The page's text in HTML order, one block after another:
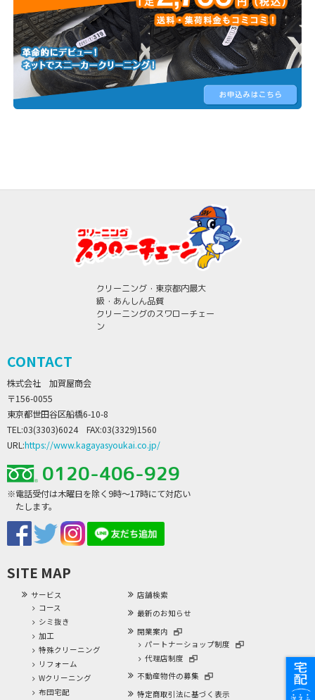
クリーニング・東京都内最大
級・あんしん品質
クリーニングのスワローチェー
ン
CONTACT
株式会社 加賀屋商会
〒156-0055
東京都世田谷区船橋6-10-8
TEL:03(3303)6024 FAX:03(3329)1560
URL:https://www.kagayasyoukai.co.jp/
0120-406-929
※電話受付は木曜日を除く9時～17時にて対応い
たします。
SITE MAP
サービス
コース
シミ抜き
加工
特殊クリーニング
リフォーム
Wクリーニング
布団宅配
店舗検索
最新のお知らせ
開業案内
パートナーショップ制度
代理店制度
不動産物件の募集
特定商取引法に基づく表示